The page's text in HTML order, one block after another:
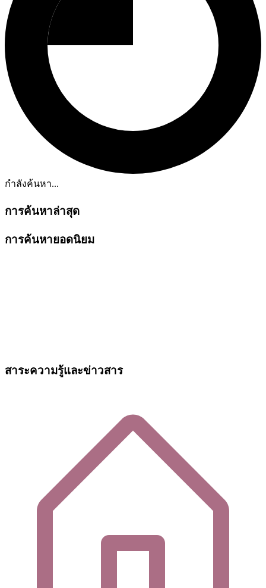
กำลังค้นหา...
การค้นหาล่าสุด
การค้นหายอดนิยม
สาระความรู้และข่าวสาร